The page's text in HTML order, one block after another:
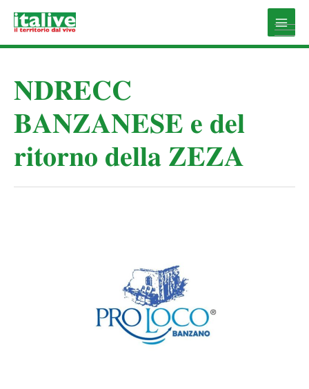
Main
𝐍𝐃𝐑𝐄𝐂𝐂
𝐁𝐀𝐍𝐙𝐀𝐍𝐄𝐒𝐄 𝐞 𝐝𝐞𝐥
𝐫𝐢𝐭𝐨𝐫𝐧𝐨 𝐝𝐞𝐥𝐥𝐚 𝐙𝐄𝐙𝐀